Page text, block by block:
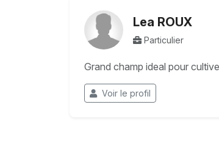
Lea ROUX
Particulier
Grand champ ideal pour
Voir le profil